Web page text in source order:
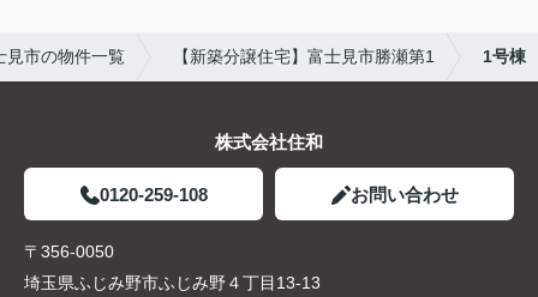
見市の物件一覧 【新築分譲住宅】富士見市勝瀬第1 1号棟
株式会社住和
0120-259-108 お問い合わせ
〒356-0050
埼玉県ふじみ野市ふじみ野４丁目13-13